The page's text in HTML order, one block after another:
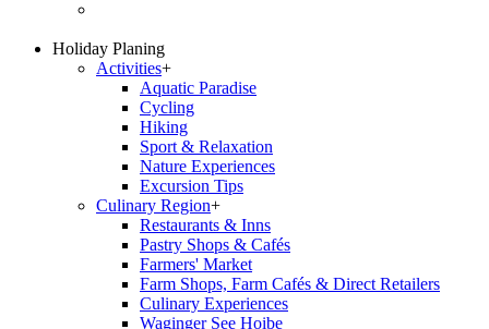
Holiday Planing
Activities+
Aquatic Paradise
Cycling
Hiking
Sport & Relaxation
Nature Experiences
Excursion Tips
Culinary Region+
Restaurants & Inns
Pastry Shops & Cafés
Farmers' Market
Farm Shops, Farm Cafés & Direct Retailers
Culinary Experiences
Waginger See Hoibe